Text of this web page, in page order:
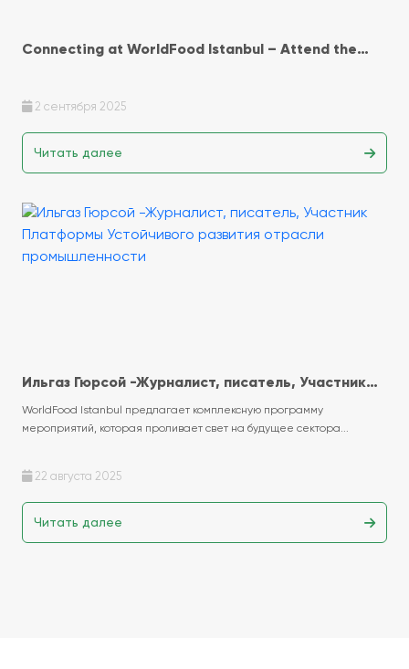
Connecting at WorldFood Istanbul – Attend the
2 сентября 2025
Читать далее
Ильгаз Гюрсой -Журналист, писатель, Участник
Платформы Устойчивого развития отрасли
промышленности
WorldFood Istanbul предлагает комплексную программу
мероприятий, которая проливает свет на будущее сектора...
22 августа 2025
Читать далее